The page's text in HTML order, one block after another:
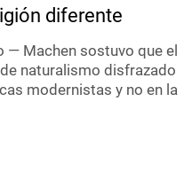
diferente
— Machen sostuvo que el
naturalismo disfrazado
modernistas y no en la